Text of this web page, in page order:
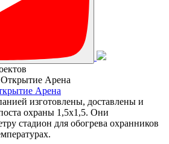
Арена
изготовлены, доставлены и
охраны 1,5х1,5. Они
стадион для обогрева охранников